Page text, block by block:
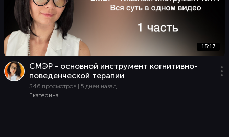
15:17
СМЭР - основной инструмент когнитивно-
поведенческой терапии
346 просмотров | 5 дней назад
Екатерина